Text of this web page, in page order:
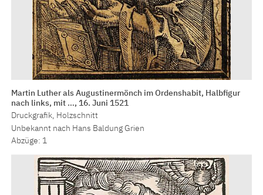
Martin Luther als Augustinermönch im Ordenshabit, Halbfigur
nach links, mit …, 16. Juni 1521
Druckgrafik, Holzschnitt
Unbekannt nach Hans Baldung Grien
Abzüge: 1